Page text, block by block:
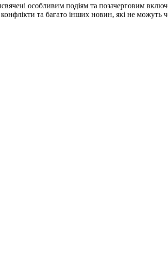
особливим подіям та позачерговим
конфлікти та багато інших новин, які не